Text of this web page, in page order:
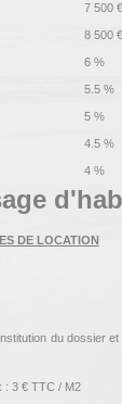
7 500 €
8 500 €
6 %
5.5 %
5 %
4.5 %
4 %
DE LOCATION
du dossier
: 3 € TTC / M2